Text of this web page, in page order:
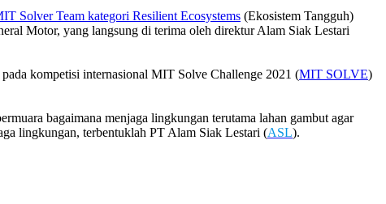
Solver Team kategori Resilient Ecosystems (Ekosistem Tangguh)
Motor, yang langsung di terima oleh direktur Alam Siak Lestari
pada kompetisi internasional MIT Solve Challenge 2021 (MIT SOLVE)
bagaimana menjaga lingkungan terutama lahan gambut agar
lingkungan, terbentuklah PT Alam Siak Lestari (ASL).